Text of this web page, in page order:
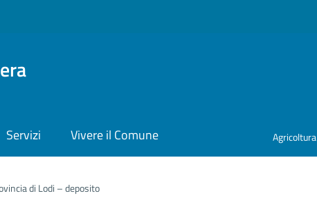
Servizi Vivere il Comune Agricoltura
di Lodi – deposito